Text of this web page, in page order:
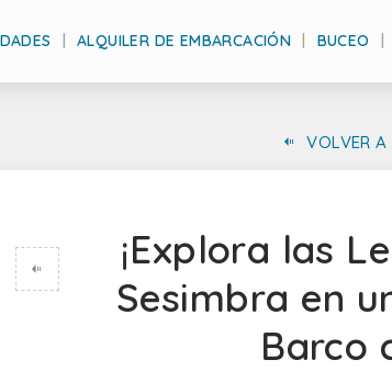
ALQUILER DE EMBARCACIÓN BUCEO
VOLVER
¡Explora las
Sesimbra en
Barco